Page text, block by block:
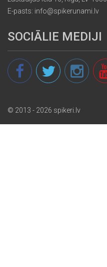
E-pasts: info@spikerunami.lv
SOCIĀLIE MEDIJI
© 2013 - 2026 spikeri.lv